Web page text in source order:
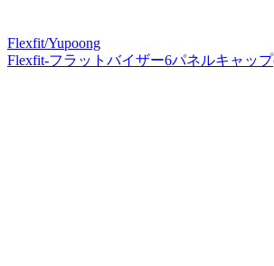
Flexfit/Yupoong
Flexfit-フラットバイザー6パネルキャップ